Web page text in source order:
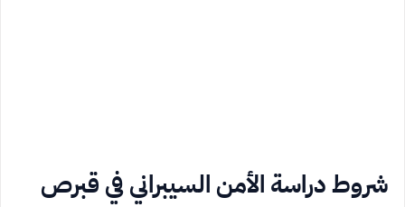
شروط دراسة الأمن السيبراني في قبرص